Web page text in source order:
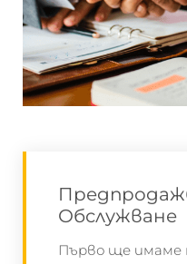
Обслужване
Първо ще имаме